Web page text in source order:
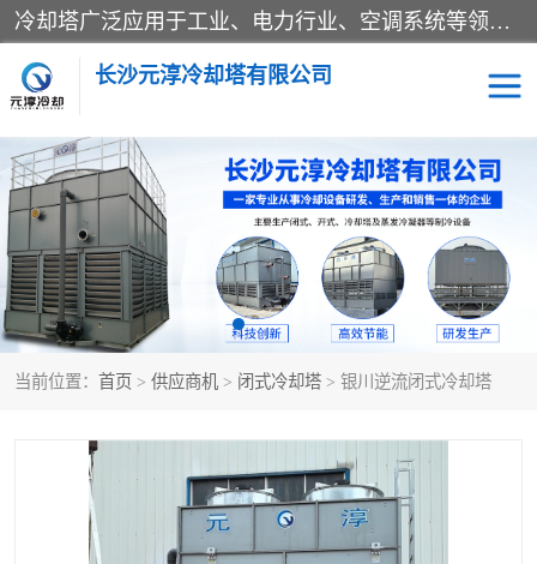
冷却塔广泛应用于工业、电力行业、空调系统等领域。在电力行业中，用于冷却发电机组的循环水；在工业生产中，如化工、冶金等行业，可降低生产过程中产生的热量；在空调系统中，为空调设备提供冷却水源
长沙元淳冷却塔有限公司
当前位置： 首页 > 供应商机 > 闭式冷却塔 > 银川逆流闭式冷却塔
方形开式冷却塔 圆形冷却塔
闭式冷却塔 水箱
电控箱 水泵
板式换热器